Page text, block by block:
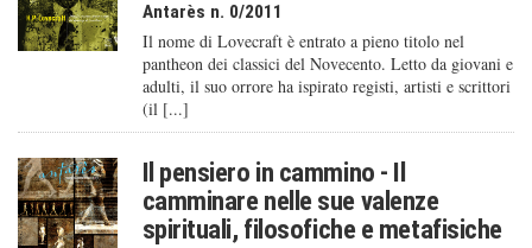
Antarès n. 0/2011
Il nome di Lovecraft è entrato a pieno titolo nel
pantheon dei classici del Novecento. Letto da giovani e
adulti, il suo orrore ha ispirato registi, artisti e scrittori
(il [...]
Il pensiero in cammino - Il
camminare nelle sue valenze
spirituali, filosofiche e metafisiche